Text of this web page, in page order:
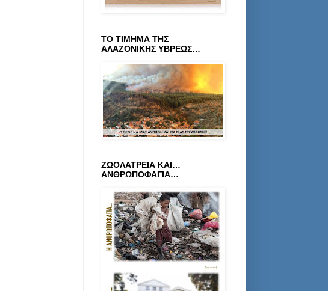
ΤΟ ΤΙΜΗΜΑ ΤΗΣ
ΑΛΑΖΟΝΙΚΗΣ ΥΒΡΕΩΣ…
ΖΩΟΛΑΤΡΕΙΑ ΚΑΙ…
ΑΝΘΡΩΠΟΦΑΓΙΑ…